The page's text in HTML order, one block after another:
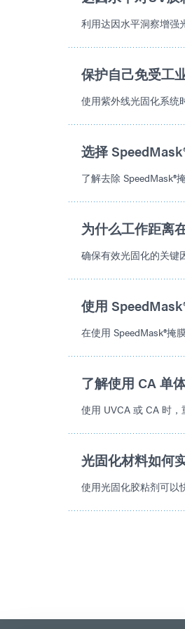
利用达因水平洞察增强
保护自己免受工
使用紫外线光固化系统
选择
了解去除 SpeedMask®
为什么工作距离
确保有效光固化的关键
使用
在使用 SpeedMask®掩
了解使用 CA 单
使用 UVCA 或 CA 时，
光固化材料如何
使用光固化胶粘剂可以